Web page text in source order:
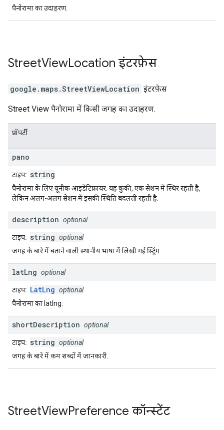
पैनोरामा का उदाहरण.
StreetViewLocation इंटरफ़ेस
google.maps.StreetViewLocation इंटरफ़ेस
Street View पैनोरामा में किसी जगह का उदाहरण.
प्रॉपर्टी
pano
टाइप: string
पैनोरामा के लिए यूनीक आइडेंटिफ़ायर. यह कुकी, एक सेशन में स्थिर रहती है,
लेकिन अलग-अलग सेशन में इसकी स्थिति बदलती रहती है.
description optional
टाइप: string optional
जगह के बारे में बताने वाली स्थानीय भाषा में लिखी गई स्ट्रिंग.
latLng optional
टाइप: LatLng optional
पैनोरामा का latlng.
shortDescription optional
टाइप: string optional
जगह के बारे में कम शब्दों में जानकारी.
StreetViewPreference कॉन्स्टेंट